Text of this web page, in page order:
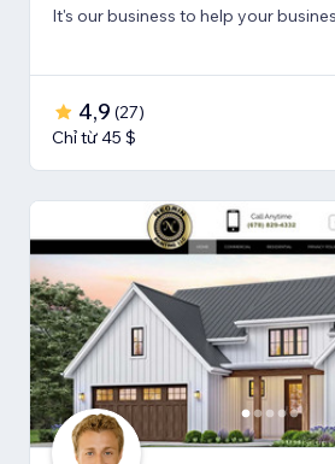
It's our business to help your
4,9 (27)
Chỉ từ 45 $